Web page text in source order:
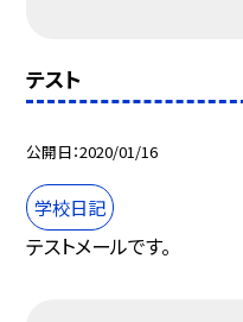
テスト
公開日 2020/01/16
学校日記
テストメールです。